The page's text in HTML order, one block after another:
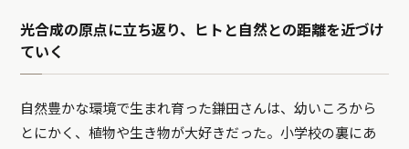
光合成の原点に立ち返り、ヒトと自然との距離を近づけ
ていく
自然豊かな環境で生まれ育った鎌田さんは、幼いころから
とにかく、植物や生き物が大好きだった。小学校の裏にあ